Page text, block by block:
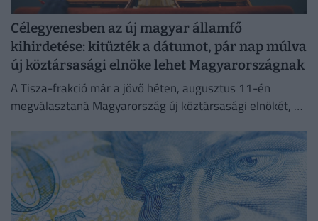
Célegyenesben az új magyar államfő
kihirdetése: kitűzték a dátumot, pár nap múlva
új köztársasági elnöke lehet Magyarországnak
A Tisza-frakció már a jövő héten, augusztus 11-én
megválasztaná Magyarország új köztársasági elnökét, az
Országgyűlésnek.